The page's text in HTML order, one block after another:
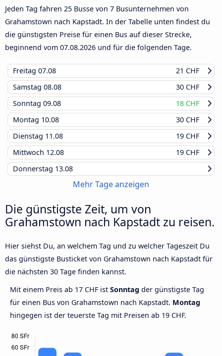
Jeden Tag fahren 25 Busse von 7 Busunternehmen von
Grahamstown nach Kapstadt. In der Tabelle unten findest du
die günstigsten Preise für einen Bus auf dieser Strecke,
beginnend vom 07.08.2026 und für die folgenden Tage.
Freitag 07.08
21 CHF
Samstag 08.08
30 CHF
Sonntag 09.08
18 CHF
Montag 10.08
30 CHF
Dienstag 11.08
19 CHF
Mittwoch 12.08
19 CHF
Donnerstag 13.08
Mehr Tage anzeigen
Die günstigste Zeit, um von
Grahamstown nach Kapstadt zu reisen.
Hier siehst Du, an welchem Tag und zu welcher Tageszeit Du
das günstigste Busticket von Grahamstown nach Kapstadt für
die nächsten 30 Tage finden kannst.
Mit einem Preis ab 17 CHF ist Sonntag der günstigste Tag
für einen Bus von Grahamstown nach Kapstadt. Montag
hingegen ist der teuerste Tag mit Preisen ab 19 CHF.